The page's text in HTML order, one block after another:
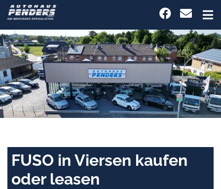
FUSO in Viersen kaufen
oder leasen